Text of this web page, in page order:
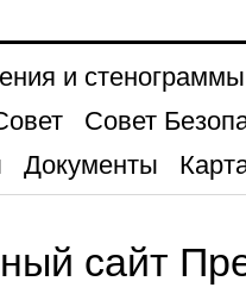
и стенограммы
Совет
Документы
сайт